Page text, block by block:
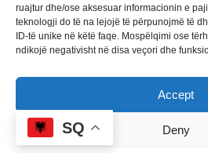
ruajtur dhe/ose aksesuar informacionin e
teknologji do të na lejojë të përpunojmë të
ID-të unike në këtë faqe. Mospëlqimi ose
ndikojë negativisht në disa veçori dhe
Accept
Deny
Follow Us
258kFollowers
Subscribers
Subscribe
SQ